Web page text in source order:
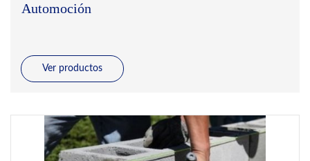
Automoción
Ver productos